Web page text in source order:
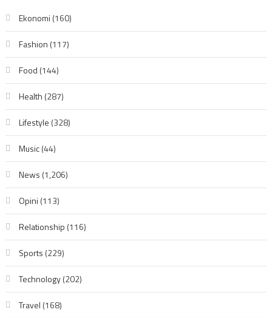
Ekonomi (160)
Fashion (117)
Food (144)
Health (287)
Lifestyle (328)
Music(44)
News (1,206)
Opini (113)
Relationship (116)
Sports (229)
Technology(202)
Travel (168)